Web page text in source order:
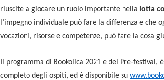
riuscite a giocare un ruolo importante nella lotta
l’impegno individuale può fare la differenza e che
vocazioni, risorse e competenze, può fare la cosa
Il programma di Bookolica 2021 e del Pre-festival,
completo degli ospiti, ed è disponibile su